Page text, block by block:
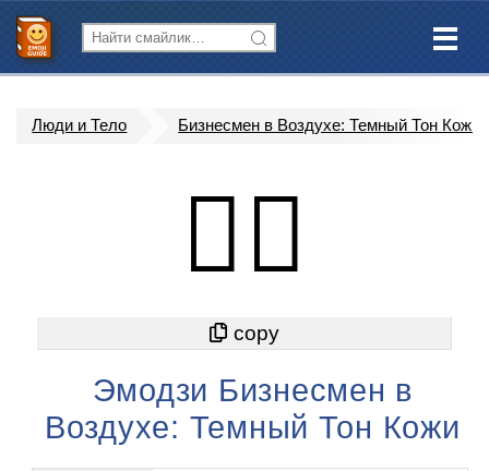
Люди и Тело Бизнесмен в Воздухе: Темный Тон Кожи
🕴🏾
Эмодзи Бизнесмен в
Воздухе: Темный Тон Кожи